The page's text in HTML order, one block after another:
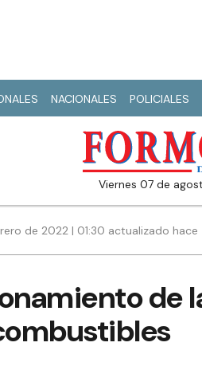
NACIONALES POLICIALES
viernes 07 de
de 2022 | 01:30 actualizado hace
de